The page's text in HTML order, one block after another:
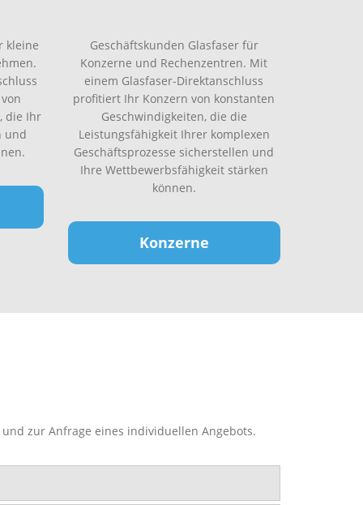
kleine
die Ihr
und
Geschäftskunden Glasfaser für
Konzerne und Rechenzentren. Mit
einem Glasfaser-Direktanschluss
profitiert Ihr Konzern von konstanten
Geschwindigkeiten, die die
Leistungsfähigkeit Ihrer komplexen
Geschäftsprozesse sicherstellen und
Ihre Wettbewerbsfähigkeit stärken
können.
Konzerne
zur Anfrage eines individuellen Angebots.